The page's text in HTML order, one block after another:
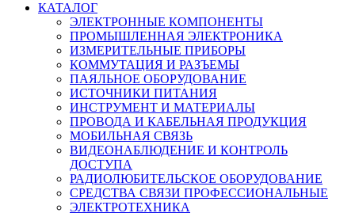
КАТАЛОГ
ЭЛЕКТРОННЫЕ КОМПОНЕНТЫ
ПРОМЫШЛЕННАЯ ЭЛЕКТРОНИКА
ИЗМЕРИТЕЛЬНЫЕ ПРИБОРЫ
КОММУТАЦИЯ И РАЗЪЕМЫ
ПАЯЛЬНОЕ ОБОРУДОВАНИЕ
ИСТОЧНИКИ ПИТАНИЯ
ИНСТРУМЕНТ И МАТЕРИАЛЫ
ПРОВОДА И КАБЕЛЬНАЯ ПРОДУКЦИЯ
МОБИЛЬНАЯ СВЯЗЬ
ВИДЕОНАБЛЮДЕНИЕ И КОНТРОЛЬ
ДОСТУПА
РАДИОЛЮБИТЕЛЬСКОЕ ОБОРУДОВАНИЕ
СРЕДСТВА СВЯЗИ ПРОФЕССИОНАЛЬНЫЕ
ЭЛЕКТРОТЕХНИКА